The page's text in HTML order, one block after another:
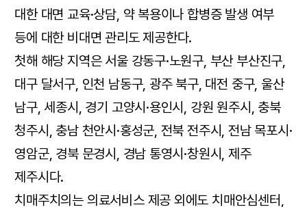
대한 대면 교육·상담, 약 복용이나 합병증 발생 여부
등에 대한 비대면 관리도 제공한다.
첫해 해당 지역은 서울 강동구·노원구, 부산 부산진구,
대구 달서구, 인천 남동구, 광주 북구, 대전 중구, 울산
남구, 세종시, 경기 고양시·용인시, 강원 원주시, 충북
청주시, 충남 천안시·홍성군, 전북 전주시, 전남 목포시·
영암군, 경북 문경시, 경남 통영시·창원시, 제주
제주시다.
치매주치의는 의료서비스 제공 외에도 치매안심센터,